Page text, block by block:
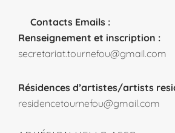
Contacts Emails :
Renseignement et inscription :
secretariat.tournefou@gmail.com
Résidences d’artistes/artists
residencetournefou@gmail.com